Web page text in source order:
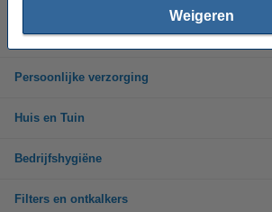
Weigeren
Schoonmaakartikelen
Persoonlijke verzorging
Huis en Tuin
Bedrijfshygiëne
Filters en ontkalkers